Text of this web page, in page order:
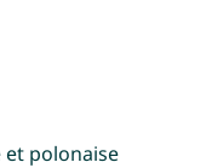
polonaise